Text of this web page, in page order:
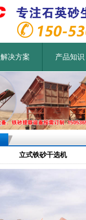
解决方案 产品知识
立式铁砂干选机